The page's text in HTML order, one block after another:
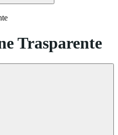
Trasparente